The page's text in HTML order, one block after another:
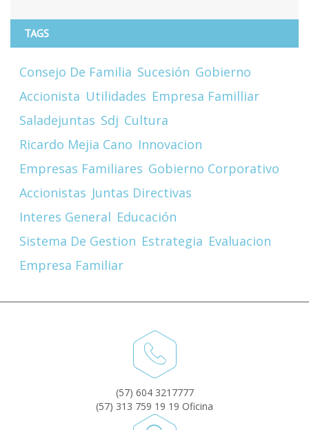
TAGS
Consejo De Familia Sucesión Gobierno
Accionista Utilidades Empresa Familliar
Saladejuntas Sdj Cultura
Ricardo Mejia Cano Innovacion
Empresas Familiares Gobierno Corporativo
Accionistas Juntas Directivas
Interes General Educación
Sistema De Gestion Estrategia Evaluacion
Empresa Familiar
(57) 604 3217777
(57) 313 759 19 19 Oficina